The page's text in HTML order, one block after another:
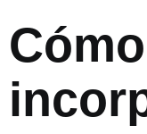
Cómo